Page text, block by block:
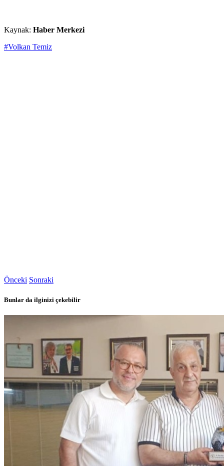
Kaynak: Haber Merkezi
#Volkan Temiz
Önceki Sonraki
Bunlar da ilginizi çekebilir